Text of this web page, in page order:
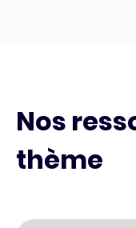
Nos
thème